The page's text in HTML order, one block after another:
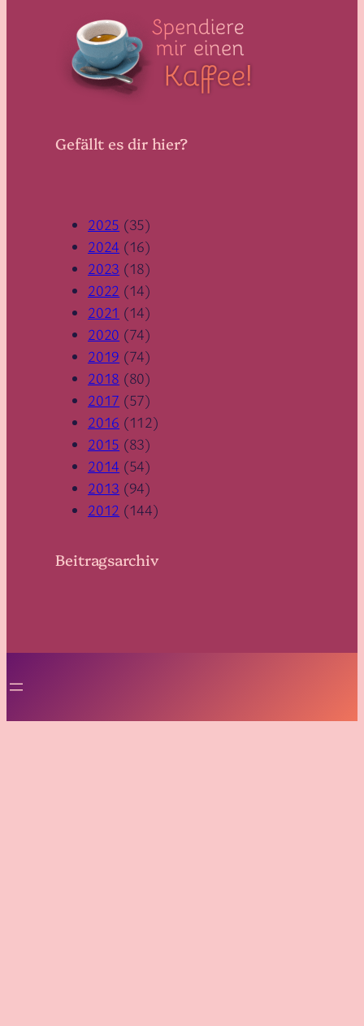
Gefällt es dir hier?
Beitragsarchiv
2025 (35)
2024 (16)
2023 (18)
2022 (14)
2021 (14)
2020 (74)
2019 (74)
2018 (80)
2017 (57)
2016 (112)
2015 (83)
2014 (54)
2013 (94)
2012 (144)